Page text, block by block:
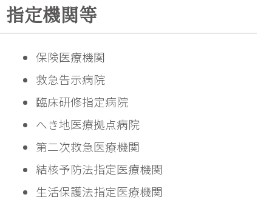
指定機関等
保険医療機関
救急告示病院
臨床研修指定病院
へき地医療拠点病院
第二次救急医療機関
結核予防法指定医療機関
生活保護法指定医療機関